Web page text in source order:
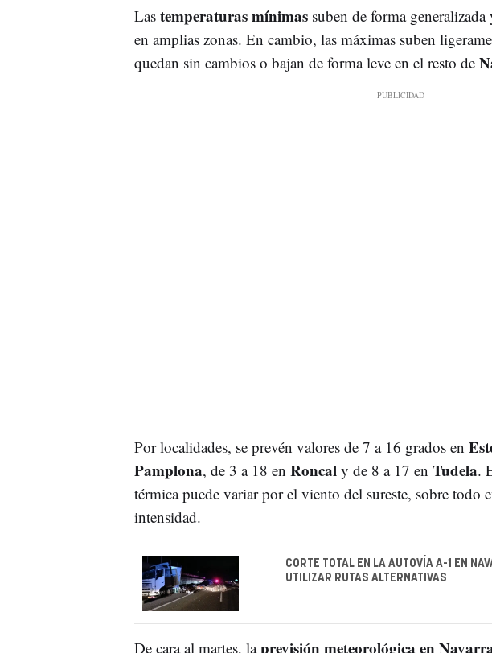
Las temperaturas mínimassuben de forma generalizada
en amplias zonas. En cambio, las máximas suben
quedan sin cambios o bajan de forma leve en el resto de
Por localidades, se prevén valores de 7 a 16 grados en
Pamplona, de 3 a 18 en Roncaly de 8 a 17 en Tudela.
térmica puede variar por el viento del sureste, sobre todo
intensidad.
CORTE TOTAL EN LA AUTOVÍA A-1 EN
UTILIZAR RUTAS ALTERNATIVAS
De cara al martes, laprevisión meteorológica en